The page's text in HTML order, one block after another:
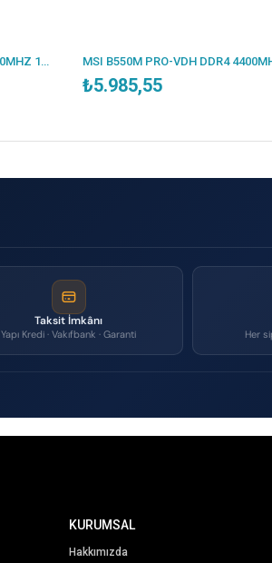
MSI B550M PRO-VDH WIFI DDR4 4400MHZ 1XVGA 1XHDMI 1XDP 2XM.2 USB 3.2 MATX AM4 (AMD 5000/4000G/3000 SERİLERİ İLE UYUMLU)
₺5.985,55
Taksit İmkânı
Yapı Kredi · Vakıfbank · Garanti Her
KURUMSAL
Hakkımızda